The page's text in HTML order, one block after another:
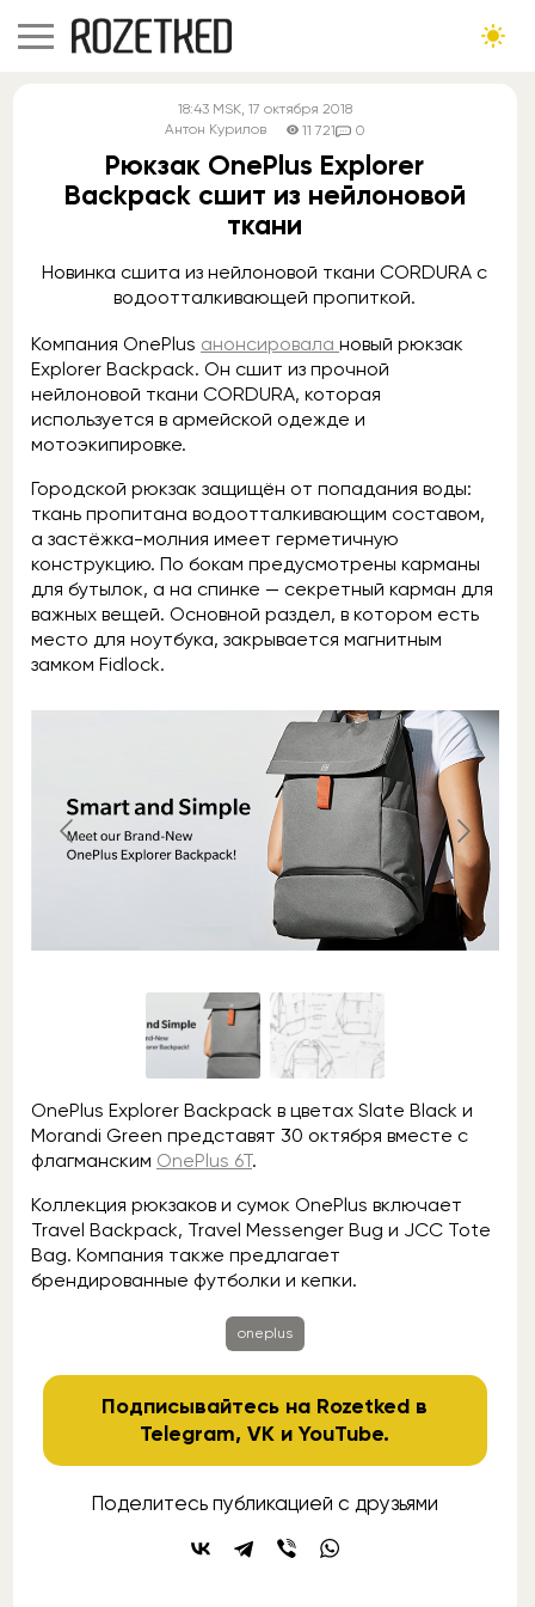
18:43 MSK, 17 октября 2018
Антон Курилов
11 721 0
Рюкзак OnePlus Explorer
Backpack сшит из нейлоновой
ткани
Новинка сшита из нейлоновой ткани CORDURA с
водоотталкивающей пропиткой.
Компания OnePlus анонсировала новый рюкзак
Explorer Backpack. Он сшит из прочной
нейлоновой ткани CORDURA, которая
используется в армейской одежде и
мотоэкипировке.
Городской рюкзак защищён от попадания воды:
ткань пропитана водоотталкивающим составом,
а застёжка-молния имеет герметичную
конструкцию. По бокам предусмотрены карманы
для бутылок, а на спинке — секретный карман для
важных вещей. Основной раздел, в котором есть
место для ноутбука, закрывается магнитным
замком Fidlock.
OnePlus Explorer Backpack в цветах Slate Black и
Morandi Green представят 30 октября вместе с
флагманским OnePlus 6T.
Коллекция рюкзаков и сумок OnePlus включает
Travel Backpack, Travel Messenger Bug и JCC Tote
Bag. Компания также предлагает
брендированные футболки и кепки.
oneplus
Подписывайтесь на Rozetked в
Telegram,VK иYouTube.
Поделитесь публикацией с друзьями